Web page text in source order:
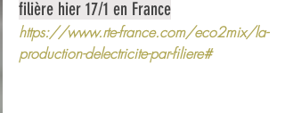
filière hier 17/1 en France
https://www.rte-france.com/eco2mix/la-
production-delectricite-par-filiere#